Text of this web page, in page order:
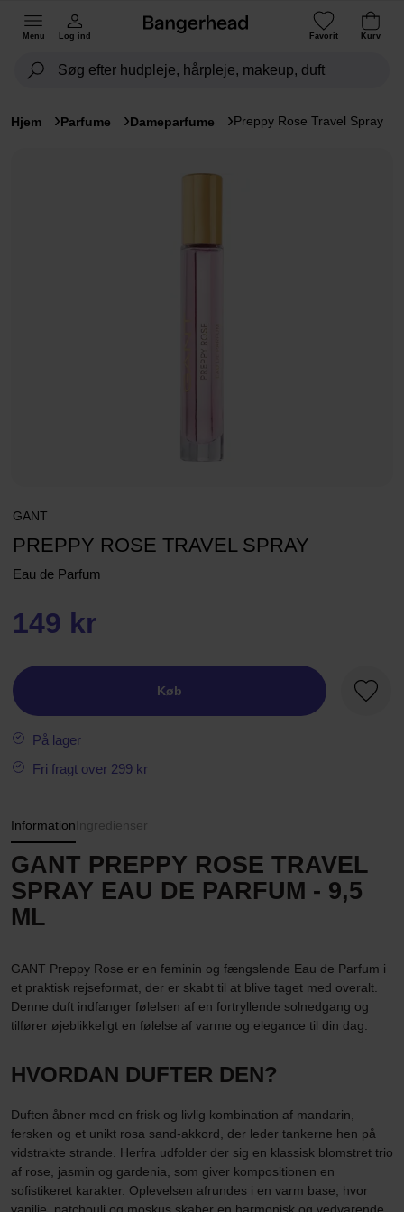
Menu Log ind Favorit Kurv
Hjem Parfume Dameparfume Preppy Rose Travel Spray
GANT
PREPPY ROSE TRAVEL SPRAY
Eau de Parfum
149 kr
Køb
På lager
Fri fragt over 299 kr
Information Ingredienser
GANT PREPPY ROSE TRAVEL
SPRAY EAU DE PARFUM - 9,5
ML
GANT Preppy Rose er en feminin og fængslende Eau de Parfum i
et praktisk rejseformat, der er skabt til at blive taget med overalt.
Denne duft indfanger følelsen af en fortryllende solnedgang og
tilfører øjeblikkeligt en følelse af varme og elegance til din dag.
HVORDAN DUFTER DEN?
Duften åbner med en frisk og livlig kombination af mandarin,
fersken og et unikt rosa sand-akkord, der leder tankerne hen på
vidstrakte strande. Herfra udfolder der sig en klassisk blomstret trio
af rose, jasmin og gardenia, som giver kompositionen en
sofistikeret karakter. Oplevelsen afrundes i en varm base, hvor